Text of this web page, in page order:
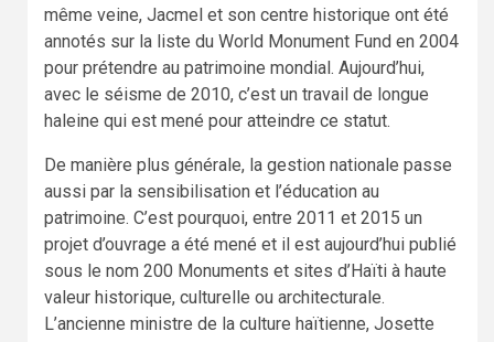
même veine, Jacmel et son centre historique ont été
annotés sur la liste du World Monument Fund en 2004
pour prétendre au patrimoine mondial. Aujourd’hui,
avec le séisme de 2010, c’est un travail de longue
haleine qui est mené pour atteindre ce statut.
De manière plus générale, la gestion nationale passe
aussi par la sensibilisation et l’éducation au
patrimoine. C’est pourquoi, entre 2011 et 2015 un
projet d’ouvrage a été mené et il est aujourd’hui publié
sous le nom 200 Monuments et sites d’Haïti à haute
valeur historique, culturelle ou architecturale.
L’ancienne ministre de la culture haïtienne, Josette